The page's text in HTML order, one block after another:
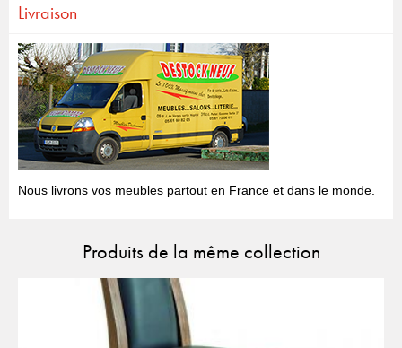
Livraison
Nous livrons vos meubles partout en France et dans le monde.
Produits de la même collection